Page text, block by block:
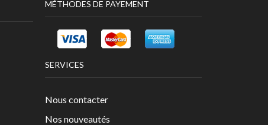
MÉTHODES DE PAYEMENT
SERVICES
Nous contacter
Nos nouveautés